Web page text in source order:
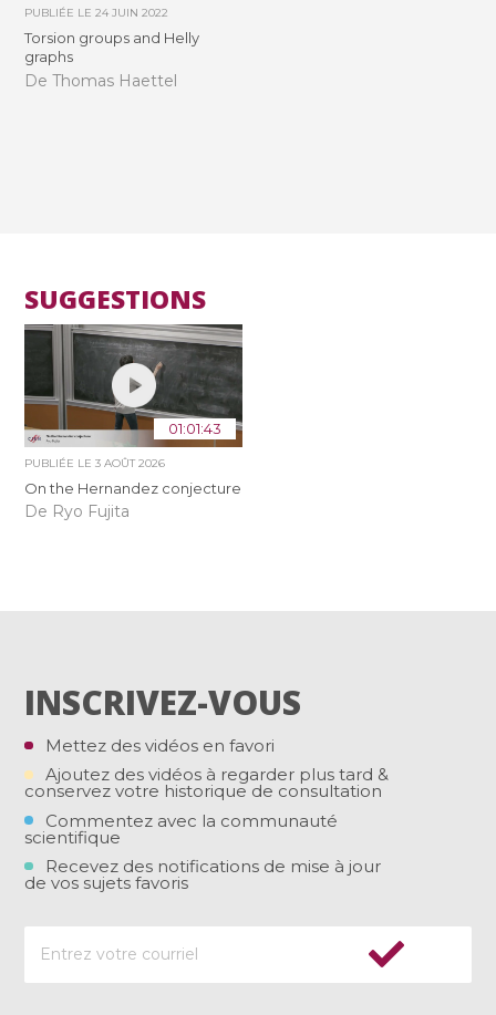
PUBLIÉE LE24 JUIN 2022
Torsion groups and Helly
graphs
De Thomas Haettel
SUGGESTIONS
01:01:43
PUBLIÉE LE3 AOÛT 2026
On the Hernandez conjecture
De Ryo Fujita
INSCRIVEZ-VOUS
Mettez des vidéos en favori
Ajoutez des vidéos à regarder plus tard &
conservez votre historique de consultation
Commentez avec la communauté
scientifique
Recevez des notifications de mise à jour
de vos sujets favoris